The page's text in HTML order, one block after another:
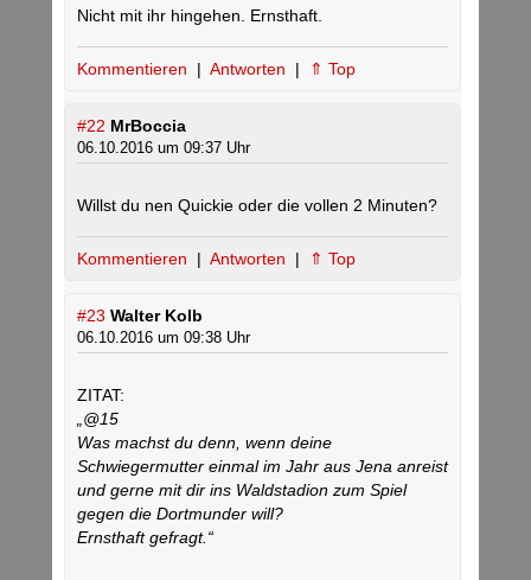
Nicht mit ihr hingehen. Ernsthaft.
Kommentieren | Antworten | ⇑ Top
#22 MrBoccia
06.10.2016 um 09:37 Uhr
Willst du nen Quickie oder die vollen 2 Minuten?
Kommentieren | Antworten | ⇑ Top
#23 Walter Kolb
06.10.2016 um 09:38 Uhr
ZITAT:
„@15
Was machst du denn, wenn deine
Schwiegermutter einmal im Jahr aus Jena anreist
und gerne mit dir ins Waldstadion zum Spiel
gegen die Dortmunder will?
Ernsthaft gefragt.“